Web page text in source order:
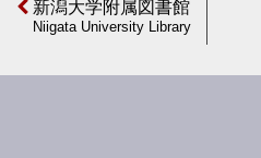
新潟大学附属図書館
Niigata University Library